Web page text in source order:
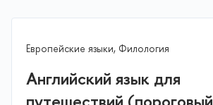
Европейские языки, Филология
Английский язык для